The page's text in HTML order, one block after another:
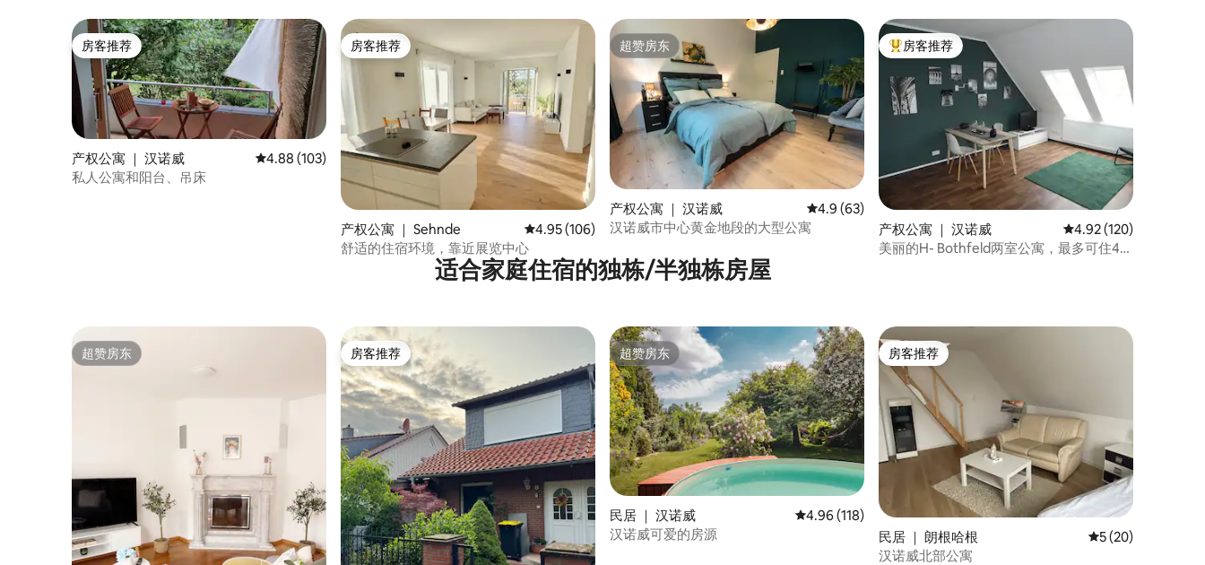
房客推荐
房客推荐
产权公寓 ｜ 汉诺威 平均评分 4.88 分（满分 5 分），共 103 条评价
4.88 (103)
私人公寓和阳台、吊床
房客推荐
房客推荐
产权公寓 ｜ Sehnde 平均评分 4.95 分（满分 5 分），共 106 条评价
4.95 (106)
舒适的住宿环境，靠近展览中心
超赞房东
超赞房东
产权公寓 ｜ 汉诺威 平均评分 4.9 分（满分 5 分），共 63 条评价
4.9 (63)
汉诺威市中心黄金地段的大型公寓
热门「房客推荐」
房客推荐
产权公寓 ｜ 汉诺威 平均评分 4.92 分（满
4.92 (120)
美丽的H- Bothfeld两室公寓，最多可住4
适合家庭住宿的独栋/半独栋房屋
超赞房东
超赞房东 房客推荐
房客推荐 超赞房东
超赞房东
民居 ｜ 汉诺威 平均评分 4.96 分（满分 5 分），共 118 条评价
4.96 (118)
汉诺威可爱的房源
房客推荐
房客推荐
民居 ｜ 朗根哈根 平均评分 5 分（满
5 (20)
汉诺威北部公寓